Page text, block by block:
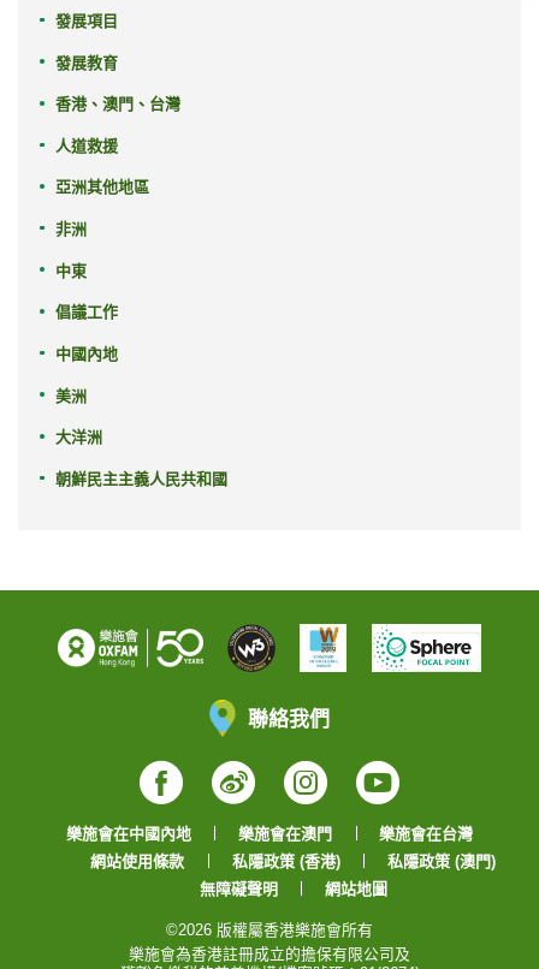
發展項目
發展教育
香港、澳門、台灣
人道救援
亞洲其他地區
非洲
中東
倡議工作
中國內地
美洲
大洋洲
朝鮮民主主義人民共和國
聯絡我們
Facebook
WeiboInstagram
YouTube
樂施會在中國內地 樂施會在澳門
樂施會在台灣
網站使用條款
私隱政策 (香港)
私隱政策 (澳門)
無障礙聲明
網站地圖
©2026 版權屬香港樂施會所有
樂施會為香港註冊成立的擔保有限公司及